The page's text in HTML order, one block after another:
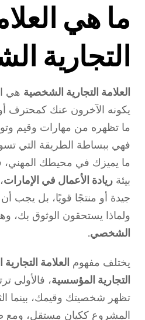
ما هي
التجارية
العلامة التجارية الشخصية هي
يكونه الآخرون عنك كمحترف أو
ما تظهره من مهارات وقيم
فهي ببساطة الطريقة التي
ما يميزك في محيطك المهني،
بيئة ريادة الأعمال في الإمارات
جيدة أو منتجًا قويًا، بل يجب
ولماذا يستحقون الوثوق بك،
الشخصي.
يختلف مفهوم العلامة
التجارية المؤسسية، فالأولى
تظهر شخصيتك وقيمك، بينما
المشروع ككيان مستقل، ومع